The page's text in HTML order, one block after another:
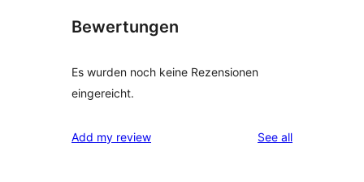
Bewertungen
Es wurden noch keine Rezensionen
eingereicht.
Add my review See allreviews